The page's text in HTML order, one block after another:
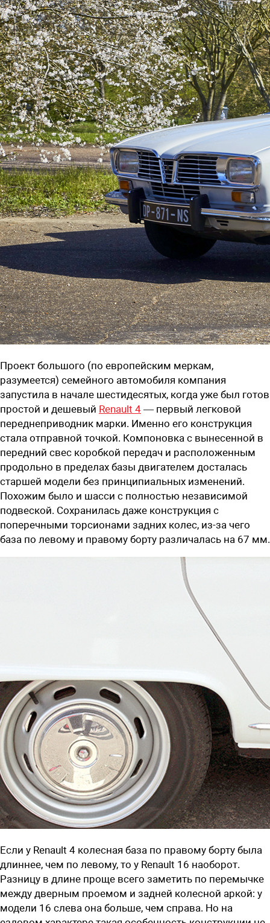
Проект большого (по европейским меркам,
разумеется) семейного автомобиля компания
запустила в начале шестидесятых, когда уже был готов
простой и дешевый Renault 4 — первый легковой
переднеприводник марки. Именно его конструкция
стала отправной точкой. Компоновка с вынесенной в
передний свес коробкой передач и расположенным
продольно в пределах базы двигателем досталась
старшей модели без принципиальных изменений.
Похожим было и шасси с полностью независимой
подвеской. Сохранилась даже конструкция с
поперечными торсионами задних колес, ­из-за чего
база по левому и правому борту различалась на 67 мм.
Если у Renault 4 колесная база по правому борту была
длиннее, чем по левому, то у Renault 16 наоборот.
Разницу в длине проще всего заметить по перемычке
между дверным проемом и задней колесной аркой: у
модели 16 слева она больше, чем справа. Но на